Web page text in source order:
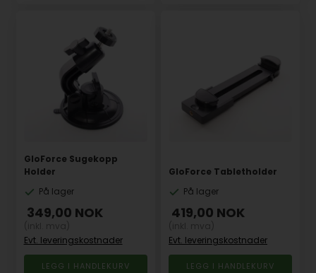
GloForce Sugekopp
Holder
På lager
349,00 NOK
Evt. leveringskostnader
GloForce Tabletholder
På lager
419,00 NOK
Evt. leveringskostnader